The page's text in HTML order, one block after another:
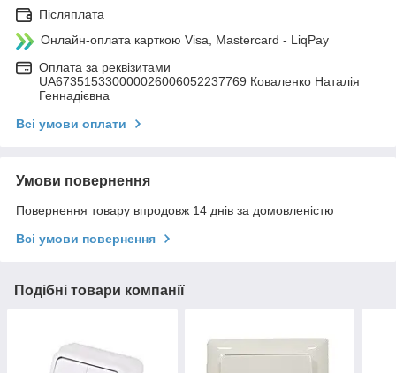
Післяплата
Онлайн-оплата карткою Visa, Mastercard - LiqPay
Оплата за реквізитами
UA673515330000026006052237769 Коваленко Наталія
Геннадієвна
Всі умови оплати
Умови повернення
Повернення товару впродовж 14 днів за домовленістю
Всі умови повернення
Подібні товари компанії